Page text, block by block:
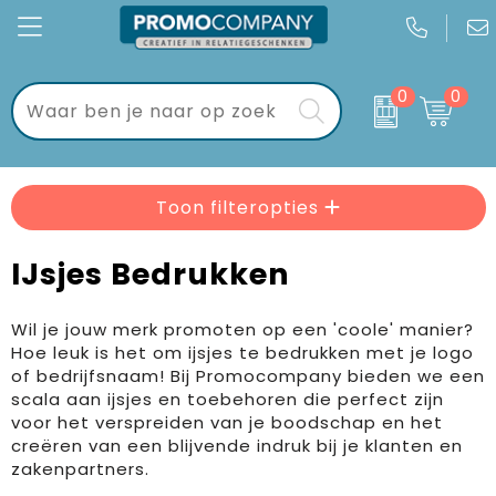
0 0
Kantoor
Gadgets
Keycords & sleutelhangers
Eten & drinken
Sport & vrije tijd
Wonen & lifestyle
Tassen
Textiel
Bloemen, planten en bomen
Drank en Borrel
Handdoeken, Kleding en Tassen
Mokken, flessen en bekers
Verkeer en Reizen
Brievenbuspakketten
Brievenbustaart
Dag van de Zorg
Geschenksets
Golf geschenkverpakkingen
Kerstgeschenken
Kraamcadeaus
Pakketten voor elke gelegenheid
Toon filteropties
IJsjes Bedrukken
Wil je jouw merk promoten op een 'coole' manier?
Hoe leuk is het om ijsjes te bedrukken met je logo
of bedrijfsnaam! Bij Promocompany bieden we een
scala aan ijsjes en toebehoren die perfect zijn
voor het verspreiden van je boodschap en het
creëren van een blijvende indruk bij je klanten en
zakenpartners.